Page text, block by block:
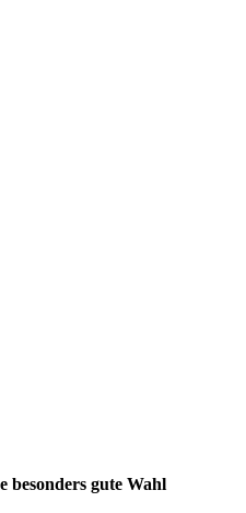
besonders gute Wahl